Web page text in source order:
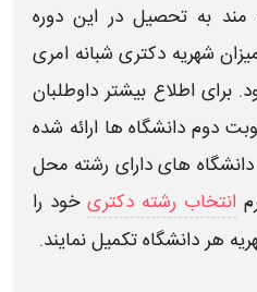
تحصیل در این دوره
دکتری شبانهامری
بیشتر داوطلبان
دانشگاه ها ارائه شده
های دارای رشته محل
رشته دکتریخود را
تکمیل نمایند.